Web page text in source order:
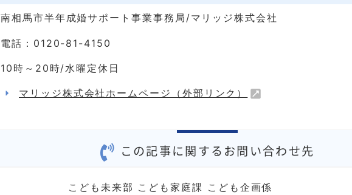
南相馬市半年成婚サポート事業事務局/マリッジ株式会社
電話：0120-81-4150
10時～20時/水曜定休日
マリッジ株式会社ホームページ（外部リンク）
この記事に関するお問い合わせ先
こども未来部 こども家庭課 こども企画係